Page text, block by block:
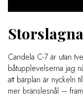
Candela C-7 är utan
båtupplevelserna jag
att bärplan är nyckeln
mer bränslesnål –